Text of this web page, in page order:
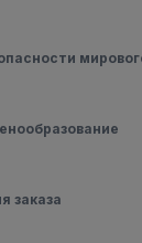
заказа